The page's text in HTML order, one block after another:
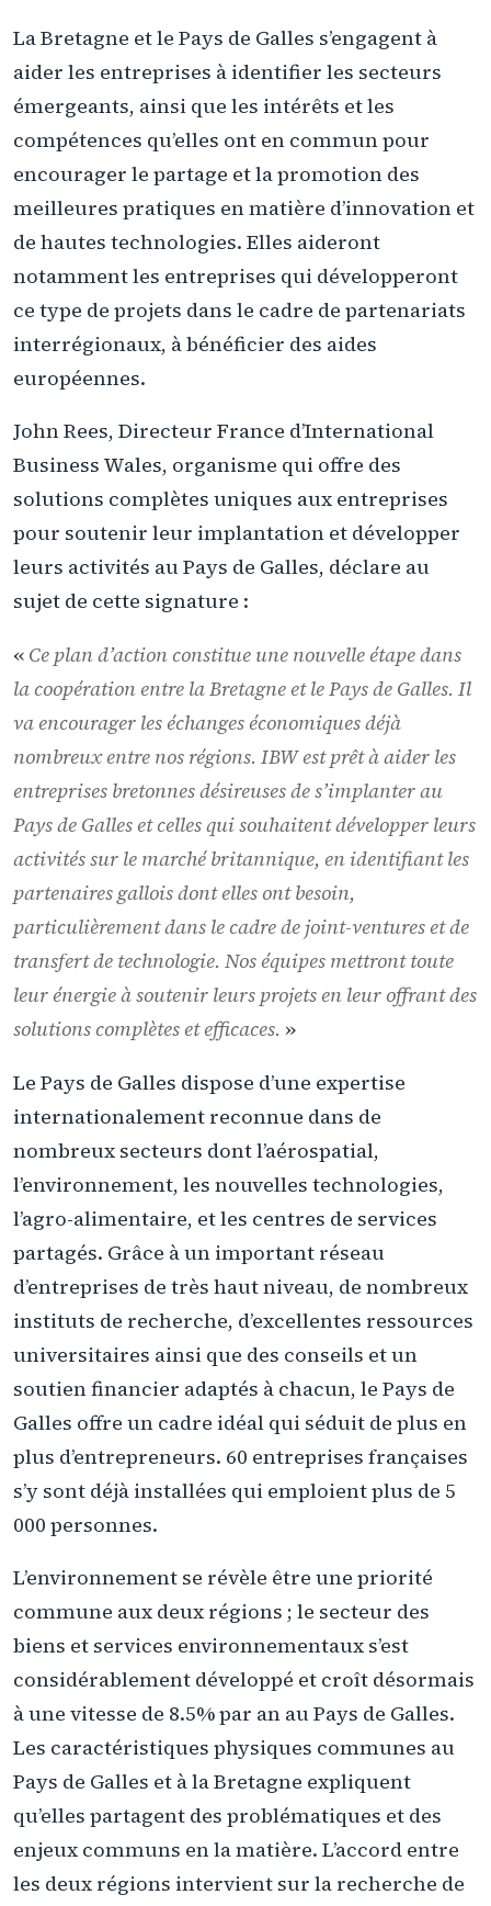
La Bretagne et le Pays de Galles s’engagent à
aider les entreprises à identifier les secteurs
émergeants, ainsi que les intérêts et les
compétences qu’elles ont en commun pour
encourager le partage et la promotion des
meilleures pratiques en matière d’innovation et
de hautes technologies. Elles aideront
notamment les entreprises qui développeront
ce type de projets dans le cadre de partenariats
interrégionaux, à bénéficier des aides
européennes.
John Rees, Directeur France d’International
Business Wales, organisme qui offre des
solutions complètes uniques aux entreprises
pour soutenir leur implantation et développer
leurs activités au Pays de Galles, déclare au
sujet de cette signature :
« Ce plan d’action constitue une nouvelle étape dans
la coopération entre la Bretagne et le Pays de Galles. Il
va encourager les échanges économiques déjà
nombreux entre nos régions. IBW est prêt à aider les
entreprises bretonnes désireuses de s’implanter au
Pays de Galles et celles qui souhaitent développer leurs
activités sur le marché britannique, en identifiant les
partenaires gallois dont elles ont besoin,
particulièrement dans le cadre de joint-ventures et de
transfert de technologie. Nos équipes mettront toute
leur énergie à soutenir leurs projets en leur offrant des
solutions complètes et efficaces. »
Le Pays de Galles dispose d’une expertise
internationalement reconnue dans de
nombreux secteurs dont l’aérospatial,
l’environnement, les nouvelles technologies,
l’agro-alimentaire, et les centres de services
partagés. Grâce à un important réseau
d’entreprises de très haut niveau, de nombreux
instituts de recherche, d’excellentes ressources
universitaires ainsi que des conseils et un
soutien financier adaptés à chacun, le Pays de
Galles offre un cadre idéal qui séduit de plus en
plus d’entrepreneurs. 60 entreprises françaises
s’y sont déjà installées qui emploient plus de 5
000 personnes.
L’environnement se révèle être une priorité
commune aux deux régions ; le secteur des
biens et services environnementaux s’est
considérablement développé et croît désormais
à une vitesse de 8.5% par an au Pays de Galles.
Les caractéristiques physiques communes au
Pays de Galles et à la Bretagne expliquent
qu’elles partagent des problématiques et des
enjeux communs en la matière. L’accord entre
les deux régions intervient sur la recherche de